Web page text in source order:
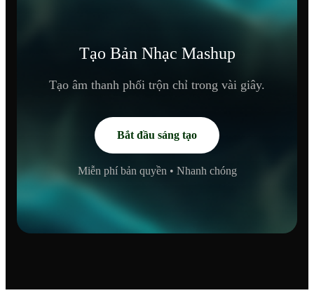
Tạo Bản Nhạc Mashup
Tạo âm thanh phối trộn chỉ trong vài giây.
Bắt đầu sáng tạo
Miễn phí bản quyền • Nhanh chóng